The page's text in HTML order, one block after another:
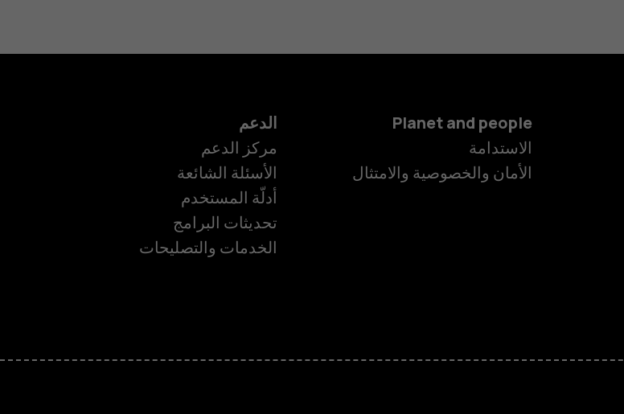
HMD Terra M
Planet and people
الاستدامة
الأمان والخصوصية والامتثال
الدعم
مركز الدعم
الأسئلة الشائعة
أدلّة المستخدم
تحديثات البرامج
الخدمات والتصليحات